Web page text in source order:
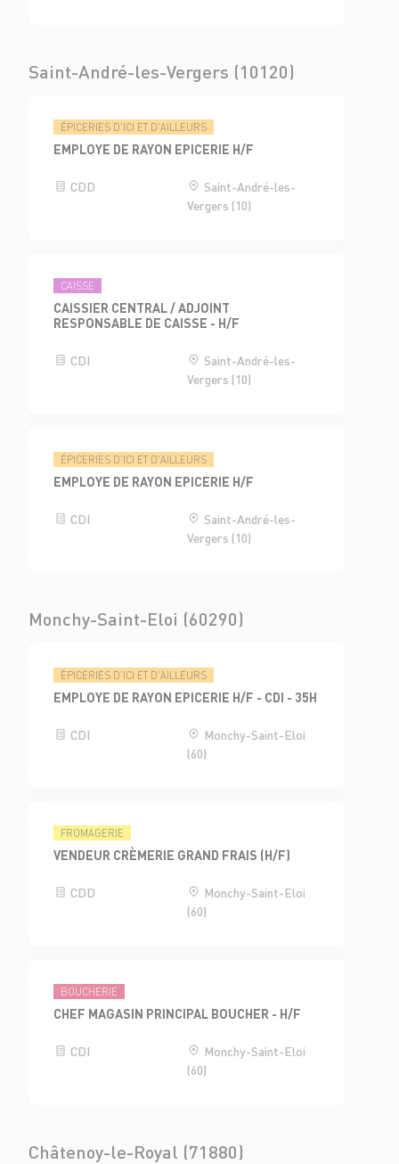
Saint-André-les-Vergers (10120)
ÉPICERIES D'ICI ET D'AILLEURS
EMPLOYE DE RAYON EPICERIE H/F
CDD
Saint-André-les-
Vergers (10)
CAISSE
CAISSIER CENTRAL / ADJOINT
RESPONSABLE DE CAISSE - H/F
CDI
Saint-André-les-
Vergers (10)
ÉPICERIES D'ICI ET D'AILLEURS
EMPLOYE DE RAYON EPICERIE H/F
CDI
Saint-André-les-
Vergers (10)
Monchy-Saint-Eloi (60290)
ÉPICERIES D'ICI ET D'AILLEURS
EMPLOYE DE RAYON EPICERIE H/F - CDI - 35H
CDI
Monchy-Saint-Eloi
(60)
FROMAGERIE
VENDEUR CRÈMERIE GRAND FRAIS (H/F)
CDD
Monchy-Saint-Eloi
(60)
BOUCHERIE
CHEF MAGASIN PRINCIPAL BOUCHER - H/F
CDI
Monchy-Saint-Eloi
(60)
Châtenoy-le-Royal (71880)